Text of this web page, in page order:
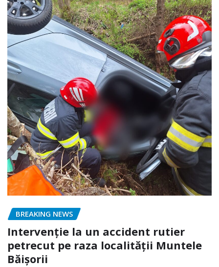
BREAKING NEWS
Intervenție la un accident rutier
petrecut pe raza localității Muntele
Băișorii